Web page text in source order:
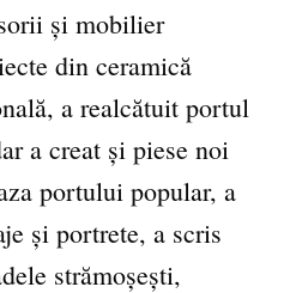
și mobilier
din ceramică
a realcătuit portul
a creat și piese noi
portului popular, a
și portrete, a scris
strămoșești,